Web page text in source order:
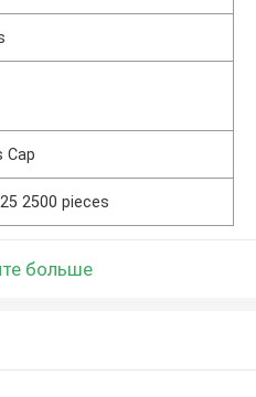
Cap
2500 pieces
больше